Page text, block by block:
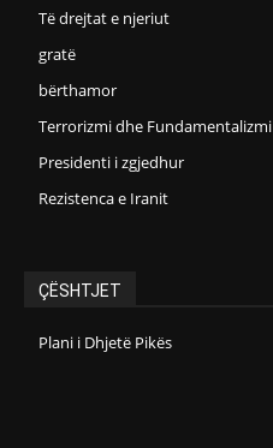
Të drejtat e njeriut
gratë
bërthamor
Terrorizmi dhe Fundamentalizmi
Presidenti i zgjedhur
Rezistenca e Iranit
ÇËSHTJET
Plani i Dhjetë Pikës